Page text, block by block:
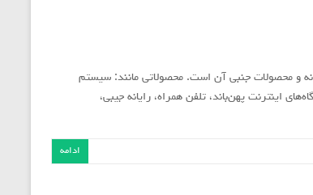
و محصولات جنبی آن است. محصولاتی مانند: سیستم
مایع، کارت ویدیو، کارت ویدیوی ۳ بعدی و دستگاه‌های اینترنت پهن‌باند، تلفن همراه، رایانه جیبی،
ادامه